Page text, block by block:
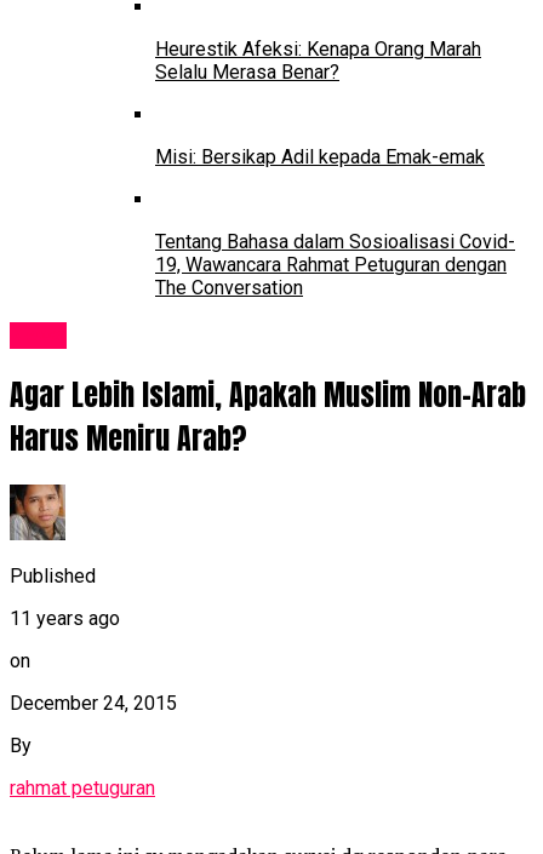
Heurestik Afeksi: Kenapa Orang Marah
Selalu Merasa Benar?
Misi: Bersikap Adil kepada Emak-emak
Tentang Bahasa dalam Sosioalisasi Covid-
19, Wawancara Rahmat Petuguran dengan
The Conversation
Agar Lebih Islami, Apakah Muslim Non-Arab
Harus Meniru Arab?
Published
11 years ago
on
December 24, 2015
By
rahmat petuguran